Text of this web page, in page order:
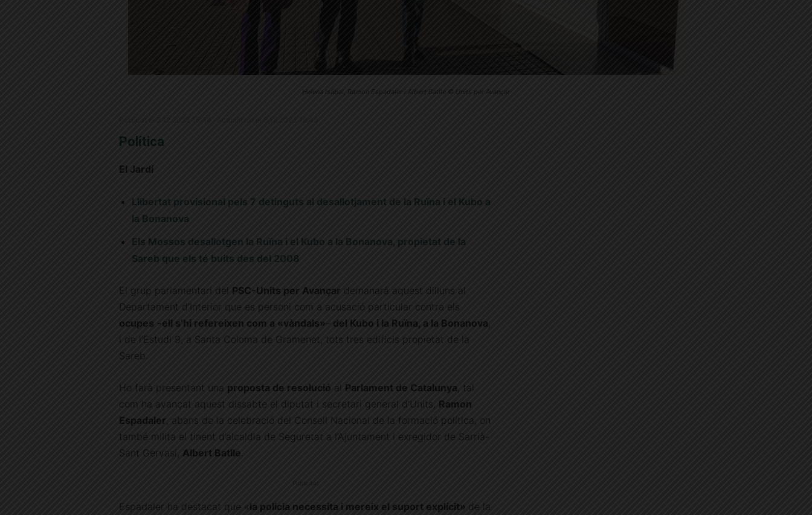
Helena Isábal, Ramon Espadaler i Albert Batlle © Units per Avançar
Política
El Jardí
Llibertat provisional pels 7 detinguts al desallotjament de la Ruïna i el Kubo a
la Bonanova
Els Mossos desallotgen la Ruïna i el Kubo a la Bonanova, propietat de la
Sareb que els té buits des del 2008
El grup parlamentari del PSC-Units per Avançar demanarà aquest dilluns al
Departament d’Interior que es personi com a acusació particular contra els
ocupes -ell s’hi refereixen com a «vàndals»– del Kubo i la Ruïna, a la Bonanova
i de l’Estudi 9, a Santa Coloma de Gramenet, tots tres edificis propietat de la
Sareb.
Ho farà presentant una proposta de resolució al Parlament de Catalunya, tal
com ha avançat aquest dissabte el diputat i secretari general d’Units, Ramon
Espadaler, abans de la celebració del Consell Nacional de la formació política, on
també milita el tinent d’alcaldia de Seguretat a l’Ajuntament i exregidor de Sarrià-
Sant Gervasi, Albert Batlle.
Publicitat
Espadaler ha destacat que « la policia necessita i mereix el suport explícit» de la